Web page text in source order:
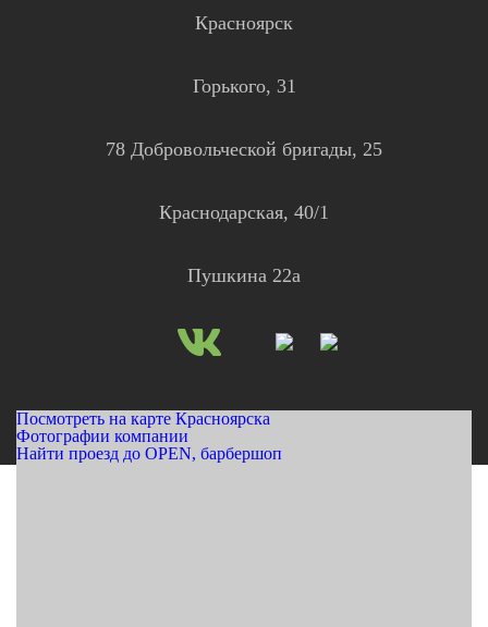
Красноярск
Горького, 31
78 Добровольческой бригады, 25
Краснодарская, 40/1
Пушкина 22а
Посмотреть на карте Красноярска
Фотографии компании
Найти проезд до OPEN, барбершоп